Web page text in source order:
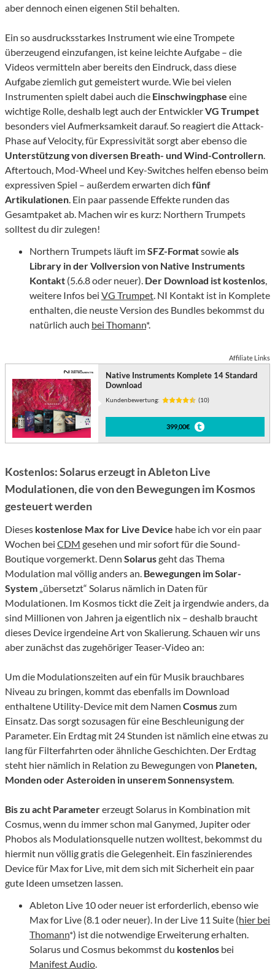
aber dennoch einen eigenen Stil behalten.
Ein so ausdrucksstarkes Instrument wie eine Trompete
überzeugend einzufangen, ist keine leichte Aufgabe – die
Videos vermitteln aber bereits den Eindruck, dass diese
Aufgabe ziemlich gut gemeistert wurde. Wie bei vielen
Instrumenten spielt dabei auch die Einschwingphase eine
wichtige Rolle, deshalb legt auch der EntwicklerVG Trumpet
besonders viel Aufmerksamkeit darauf. So reagiert die Attack-
Phase auf Velocity, für Expressivität sorgt aber ebenso die
Unterstützung von diversen Breath- und Wind-Controllern.
Aftertouch, Mod-Wheel und Key-Switches helfen ebenso beim
expressiven Spiel – außerdem erwarten dich fünf
Artikulationen. Ein paar passende Effekte runden das
Gesamtpaket ab. Machen wir es kurz: Northern Trumpets
solltest du dir zulegen!
Northern Trumpets läuft imSFZ-Formatsowieals
Library in der Vollversion von Native Instruments
Kontakt (5.6.8 oder neuer). Der Download ist kostenlos,
weitere Infos bei VG Trumpet. NI Kontakt ist in Komplete
enthalten, die neuste Version des Bundles bekommst du
natürlich auch bei Thomann*.
Affiliate Links
Native Instruments Komplete 14 Standard
Download
Kundenbewertung: (10)
399,00€
Kostenlos: Solarus erzeugt in Ableton Live
Modulationen, die von den Bewegungen im Kosmos
gesteuert werden
Dieses kostenlose Max for Live Device habe ich vor ein paar
Wochen bei CDM gesehen und mir sofort für die Sound-
Boutique vorgemerkt. Denn Solarusgeht das Thema
Modulation mal völlig anders an. Bewegungen im Solar-
System „übersetzt“ Solarus nämlich in Daten für
Modulationen. Im Kosmos tickt die Zeit ja irgendwie anders, da
sind Millionen von Jahren ja eigentlich nix – deshalb braucht
dieses Device irgendeine Art von Skalierung. Schauen wir uns
aber zunächst das zugehöriger Teaser-Video an:
Um die Modulationszeiten auf ein für Musik brauchbares
Niveau zu bringen, kommt das ebenfalls im Download
enthaltene Utility-Device mit dem Namen Cosmuszum
Einsatz. Das sorgt sozusagen für eine Beschleunigung der
Parameter. Ein Erdtag mit 24 Stunden ist nämlich eine etwas zu
lang für Filterfahrten oder ähnliche Geschichten. Der Erdtag
steht hier nämlich in Relation zu Bewegungen von Planeten,
Monden oder Asteroiden in unserem Sonnensystem.
Bis zu acht Parametererzeugt Solarus in Kombination mit
Cosmus, wenn du immer schon mal Ganymed, Jupiter oder
Phobos als Modulationsquelle nutzen wolltest, bekommst du
hiermit nun völlig gratis die Gelegenheit. Ein faszinierendes
Device für Max for Live, mit dem sich mit Sicherheit ein paar
gute Ideen umsetzen lassen.
Ableton Live 10 oder neuer ist erforderlich, ebenso wie
Max for Live (8.1 oder neuer). In der Live 11 Suite (hier bei
Thomann*) ist die notwendige Erweiterung erhalten.
Solarus und Cosmus bekommst du kostenlos bei
Manifest Audio.